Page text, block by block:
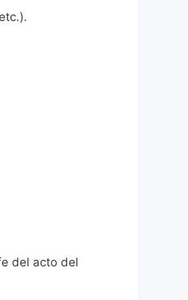
del acto del